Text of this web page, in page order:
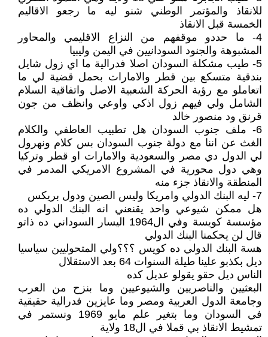
للانقاذ والمؤتمر الوطني شنو ليه ما رجعو الاقاليم
الخمسة قبل الانقاذ
4- ما حددو موقفهم من النزاع الاقليمي والمحاور
المشبوهة والجنود السودانيين في اليمن وليبيا
5- طيب مشكلة السودان اصلا فدرالية ما اي زول شايل
بندقية متسكع بين قطر والامارات بحمل قضية لي ما
اتعاملو مع رؤية الحركة الشعبية الاصل واتفاقية السلام
الشامل ولي فيهم زول اذكي واوعي وانظف من جون
قرنق ود منصور خالد
6- ملف جنوب السودان هل تطبيب العاطفي والكلام
الغث عن اننا مع دولة جنوب السودان بس كلام ونهرول
لي الدول دي مصر والسعودية والامارات او قطر وتركيا
وهي دول محورية في المشروع الامريكي المدمر في
المنطقة والانقاذ جزء منه
7- ليه البنك الدولي وامريكا وليس الصين ودول بريكس
هل ممكن شيوعي واحد يقنعني انه البنك الدولي ده
مؤسسة كويسة وفي ال1964 اليسار السوداني ده ذاتو
قال لن يحكمنا البنك الدولي
هسة البنك الدولي ده كويس ؟؟؟ولي المتحوليين سياسيا
ديل بكذبو علينا طيلة السنوات 64 بعد الاستقلال
الناس ديل حقو يقولو عديل كده
البعثيين والناصريين والشيوعيين وما بنزح من العرب
وجامعة الدول العربية ومصر وما عايزين فدرالية حقيقية
في السودان وما بتغير علم مايو 1969 ونستمر في
تمشيط الانقاذ بي قملا في ال18 ولاية